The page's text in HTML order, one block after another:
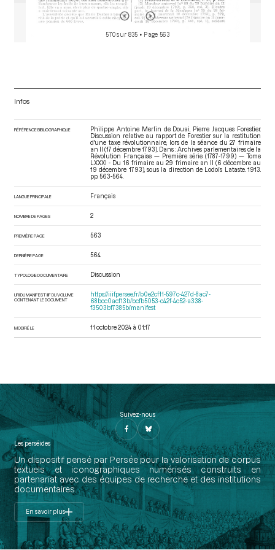
570 sur 835 • Page 563
Infos
RÉFÉRENCE BIBLIOGRAPHIQUE
Philippe Antoine Merlin de Douai, Pierre Jacques Forestier.
Discussion relative au rapport de Forestier sur la restitution
d'une taxe révolutionnaire, lors de la séance du 27 frimaire
an II (17 décembre 1793). Dans : Archives parlementaires de la
Révolution Française — Première série (1787-1799) — Tome
LXXXI - Du 16 frimaire au 29 frimaire an II (6 décembre au
19 décembre 1793), sous la direction de Lodoïs Lataste. 1913.
pp. 563-564.
LANGUE PRINCIPALE Français
NOMBRE DE PAGES 2
PREMIÈRE PAGE 563
DERNIÈRE PAGE 564
TYPOLOGIE DOCUMENTAIRE Discussion
URI DU MANIFEST IIIF DU VOLUME
CONTENANT LE DOCUMENT
https://iiif.persee.fr/b0e2cf11-597c-427d-8ac7-
68bcc0acf13b/bcfb5053-c42f-4c52-a338-
f3503bf7385b/manifest
MODIFIÉ LE 11 octobre 2024 à 01:17
Suivez-nous
Les perséides
Un dispositif pensé par Persée pour la valorisation de corpus
textuels et iconographiques numérisés construits en
partenariat avec des équipes de recherche et des institutions
documentaires.
En savoir plus